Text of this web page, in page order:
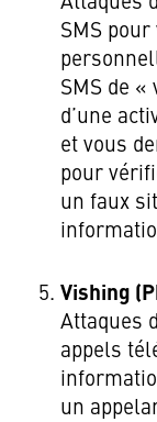
SMS
SMS de
d’une
et vous
pour
un faux
Vishing
Attaques
appels
un